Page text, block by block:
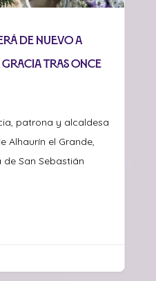
de nuevo a
Gracia tras once
patrona y alcaldesa
Alhaurín el Grande,
San Sebastián